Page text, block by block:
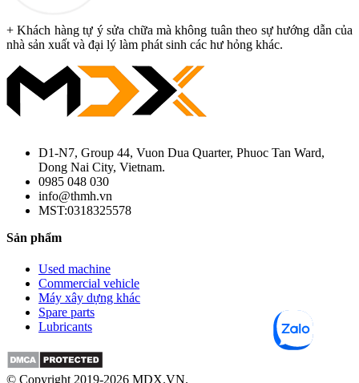
+ Khách hàng tự ý sửa chữa mà không tuân theo sự hướng dẫn của
nhà sản xuất và đại lý làm phát sinh các hư hỏng khác.
D1-N7, Group 44, Vuon Dua Quarter, Phuoc Tan Ward,
Dong Nai City, Vietnam.
0985 048 030
info@thmh.vn
MST:0318325578
Sản phẩm
Used machine
Commercial vehicle
Máy xây dựng khác
Spare parts
Lubricants
© Copyright 2019-2026 MDX.VN.